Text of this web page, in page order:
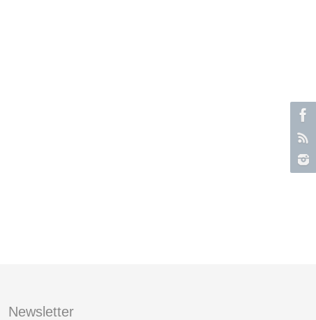
Newsletter